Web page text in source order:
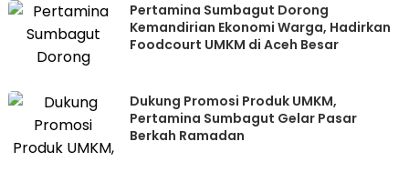
Pertamina Sumbagut Dorong
Kemandirian Ekonomi Warga, Hadirkan
Foodcourt UMKM di Aceh Besar
Dukung Promosi Produk UMKM,
Pertamina Sumbagut Gelar Pasar
Berkah Ramadan